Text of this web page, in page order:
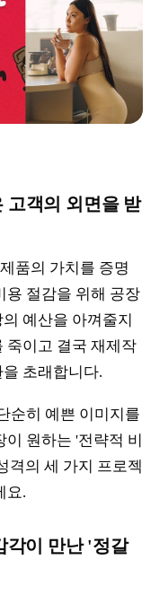
고객의 외면을 받
품의 가치를 증명
용 절감을 위해 공장
예산을 아껴줄지
죽이고 결국 재제작
초래합니다.
순히 예쁜 이미지를
원하는 '전략적 비
격의 세 가지 프로젝
요.
각이 만난 '정갈